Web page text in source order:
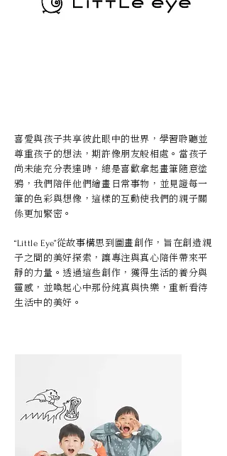
喜愛與孩子共享彼此眼中的世界，學習聆聽並
尊重孩子的想法，期許像朋友般相處。當孩子
尚未能充分表達時，總是喜歡拿起畫筆隨意塗
鴉，我們陪伴他們繪畫日常事物，並見證每一
筆的色彩與想像，這樣的互動使我們的親子關
係更加緊密。
“Little Eye”從故事構思到圖畫創作，旨在創造親
子之間的美好探索，讓專注與真心陪伴帶來平
靜的力量。透過這些創作，獲得生活的養分與
靈感，並喚起心中那份純真與快樂，重新看待
生活中的美好。